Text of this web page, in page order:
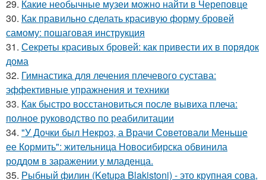
29. Какие необычные музеи можно найти в Череповце
30. Как правильно сделать красивую форму бровей
самому: пошаговая инструкция
31. Секреты красивых бровей: как привести их в порядок
дома
32. Гимнастика для лечения плечевого сустава:
эффективные упражнения и техники
33. Как быстро восстановиться после вывиха плеча:
полное руководство по реабилитации
34. "У Дочки был Некроз, а Врачи Советовали Меньше
ее Кормить": жительница Новосибирска обвинила
роддом в заражении у младенца.
35. Рыбный филин (Ketupa Blakistoni) - это крупная сова,